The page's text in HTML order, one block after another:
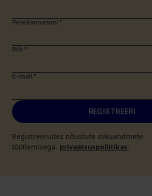
Perekonnanimi *
Riik *
E-mail *
REGISTREERI
Registreerudes nõustute isikuandmete
töötlemisega. privaatsuspoliitikas.